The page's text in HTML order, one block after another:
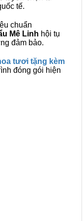
tế.
chuẩn
Mê Linh hội tụ
đảm bảo.
tươi tặng kèm
đóng gói hiện